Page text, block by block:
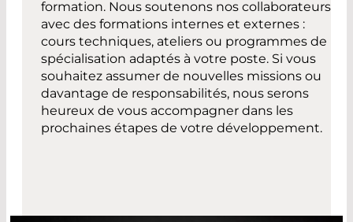
formation. Nous soutenons nos collaborateurs
avec des formations internes et externes :
cours techniques, ateliers ou programmes de
spécialisation adaptés à votre poste. Si vous
souhaitez assumer de nouvelles missions ou
davantage de responsabilités, nous serons
heureux de vous accompagner dans les
prochaines étapes de votre développement.